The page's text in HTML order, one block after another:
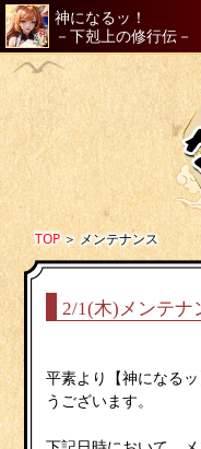
神になるッ！
－下剋上の修行伝－
TOP＞メンテナンス
2/1(木)メンテナ
平素より【神になる
うございます。